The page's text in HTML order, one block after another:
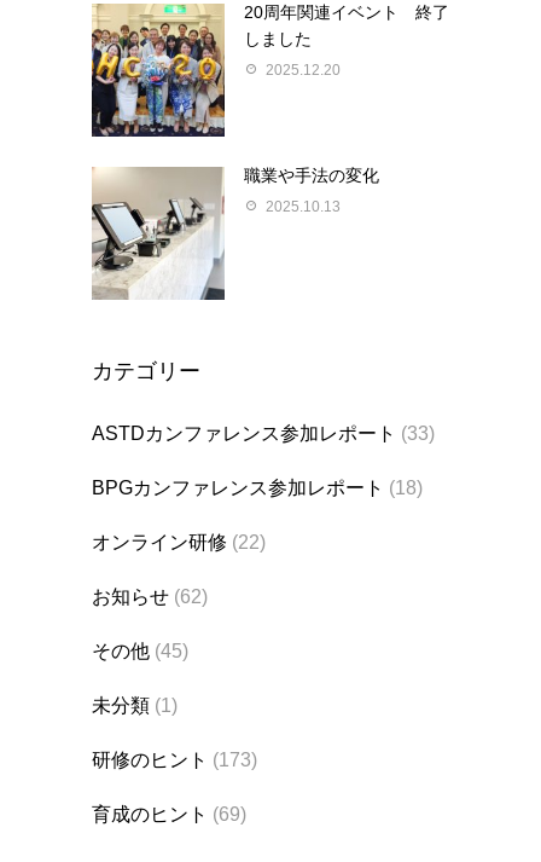
20周年関連イベント 終了
しました
2025.12.20
職業や手法の変化
2025.10.13
カテゴリー
ASTDカンファレンス参加レポート (33)
BPGカンファレンス参加レポート (18)
オンライン研修 (22)
お知らせ (62)
その他 (45)
未分類 (1)
研修のヒント (173)
育成のヒント (69)